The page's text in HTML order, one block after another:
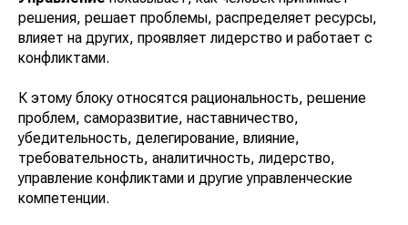
решения, решает проблемы, распределяет ресурсы,
влияет на других, проявляет лидерство и работает с
конфликтами.
К этому блоку относятся рациональность, решение
проблем, саморазвитие, наставничество,
убедительность, делегирование, влияние,
требовательность, аналитичность, лидерство,
управление конфликтами и другие управленческие
компетенции.